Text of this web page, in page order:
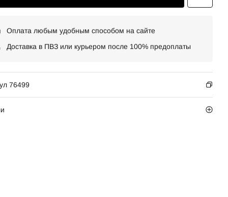
Оплата любым удобным способом на сайте
Доставка в ПВЗ или курьером после 100% предоплаты
76499